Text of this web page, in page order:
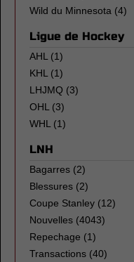
Wild du Minnesota (4)
Ligue de Hockey
AHL (1)
KHL (1)
LHJMQ (3)
OHL (3)
WHL (1)
LNH
Bagarres (2)
Blessures (2)
Coupe Stanley (12)
Nouvelles (4043)
Repechage (1)
Transactions (40)